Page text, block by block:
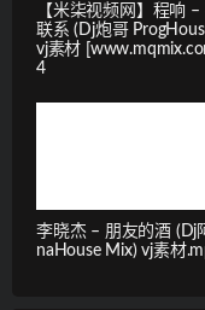
【米柒视频网】程响 –
联系 (Dj炮哥
vj素材
4
李晓杰 – 朋友的酒 (Dj
naHouse Mix) vj素材